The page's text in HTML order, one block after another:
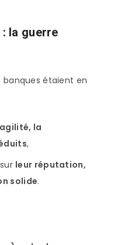
: la guerre
banques étaient en
la
,
leur réputation,
solide.